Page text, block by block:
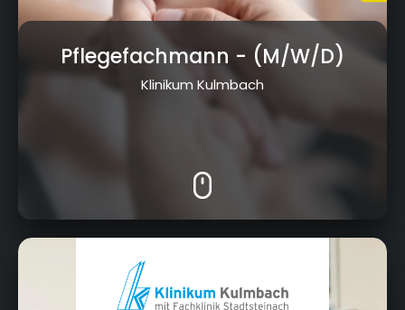
Pflegefachmann - (M/W/D)
Klinikum Kulmbach